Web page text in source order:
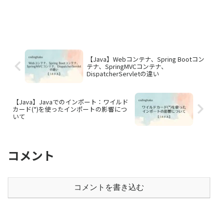
【Java】Webコンテナ、Spring Bootコン
テナ、SpringMVCコンテナ、
DispatcherServletの違い
【Java】Javaでのインポート：ワイルド
カード(*)を使ったインポートの影響につ
いて
コメント
コメントを書き込む